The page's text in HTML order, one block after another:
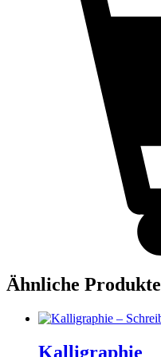
Ähnliche Produkte
Kalligraphie